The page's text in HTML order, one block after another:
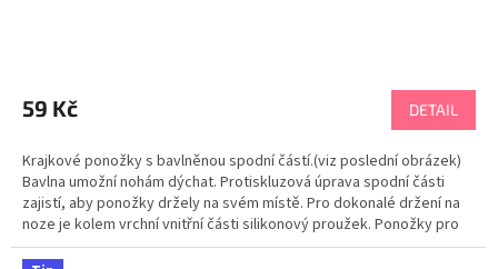
59 Kč DETAIL
Krajkové ponožky s bavlněnou spodní částí.(viz poslední obrázek)
Bavlna umožní nohám dýchat. Protiskluzová úprava spodní části
zajistí, aby ponožky držely na svém místě. Pro dokonalé držení na
noze je kolem vrchní vnitřní části silikonový proužek. Ponožky pro
baleríny i tenisky.